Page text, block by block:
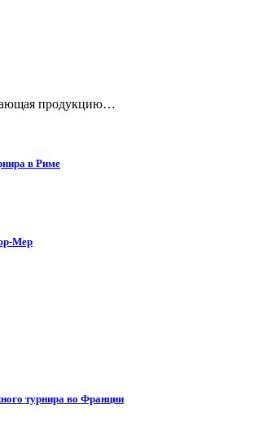
продукцию…
в Риме
Мер
турнира во Франции